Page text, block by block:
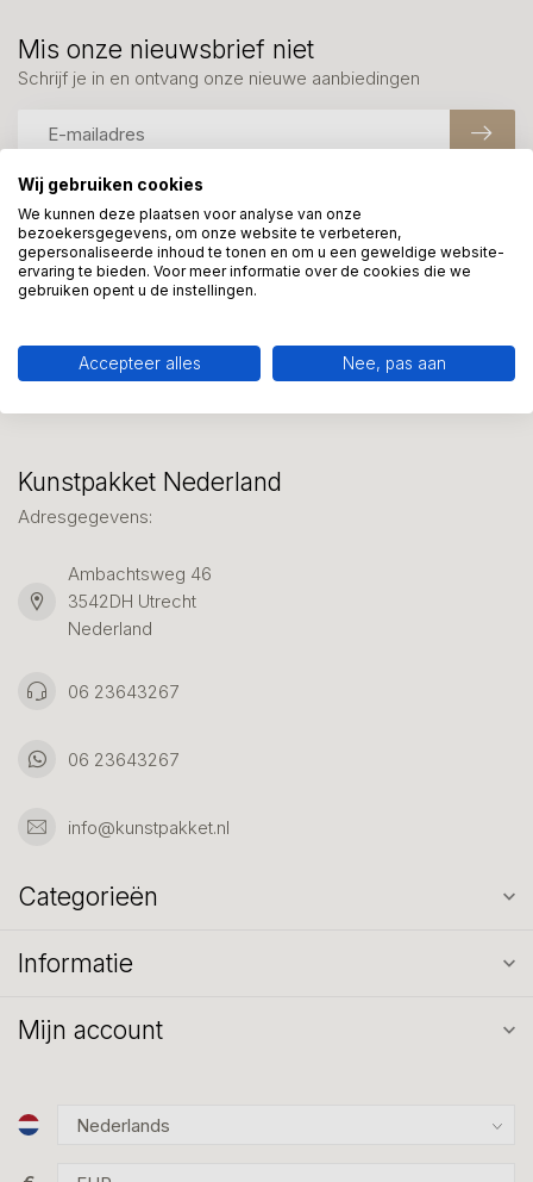
Meer informatie?
We helpen graag met uw keuze of geven advies, bel of app
ons 7 dagen per week: 06-23643267
Klantenservice
Mis onze nieuwsbrief niet
Schrijf je in en ontvang onze nieuwe aanbiedingen
Kunstpakket Nederland
Adresgegevens:
Ambachtsweg 46
3542DH Utrecht
Nederland
06 23643267
06 23643267
info@kunstpakket.nl
Categorieën
Informatie
Mijn account
Wij gebruiken cookies
We kunnen deze plaatsen voor analyse van onze
bezoekersgegevens, om onze website te verbeteren,
gepersonaliseerde inhoud te tonen en om u een geweldige website-
ervaring te bieden. Voor meer informatie over de cookies die we
gebruiken opent u de instellingen.
Accepteer alles Nee, pas aan